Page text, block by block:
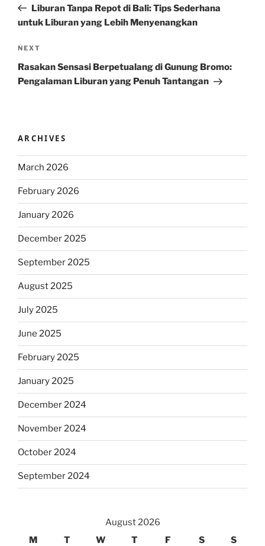
PostLiburan Tanpa Repot di Bali: Tips Sederhana
untuk Liburan yang Lebih Menyenangkan
Next
Post
NEXT
Rasakan Sensasi Berpetualang di Gunung Bromo:
Pengalaman Liburan yang Penuh Tantangan
ARCHIVES
March 2026
February 2026
January 2026
December 2025
September 2025
August 2025
July 2025
June 2025
February 2025
January 2025
December 2024
November 2024
October 2024
September 2024
August 2026
M
T W T F S S